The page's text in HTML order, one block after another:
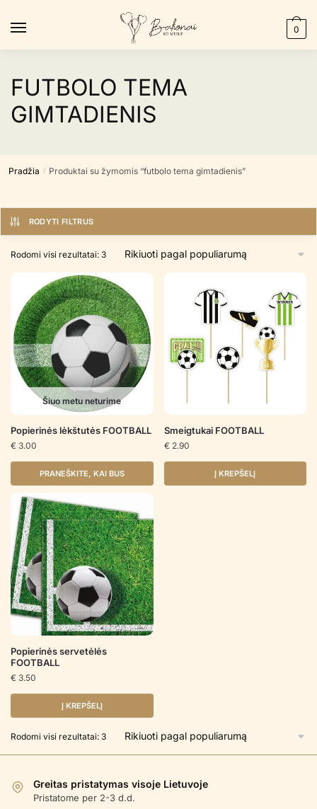
0
FUTBOLO TEMA
GIMTADIENIS
Pradžia / Produktai su žymomis “futbolo tema gimtadienis”
RODYTI FILTRUS
Rodomi visi rezultatai: 3Rūšiuojama
populiarumą
Šiuo metu neturime
Popierinės lėkštutės FOOTBALL
€ 3.00
PRANEŠKITE, KAI BUS
Smeigtukai FOOTBALL
€ 2.90
Į KREPŠELĮ
Popierinės servetėlės
FOOTBALL
€ 3.50
Į KREPŠELĮ
Rodomi visi rezultatai: 3Rūšiuojama
Greitas pristatymas visoje Lietuvoje
Pristatome per 2-3 d.d.